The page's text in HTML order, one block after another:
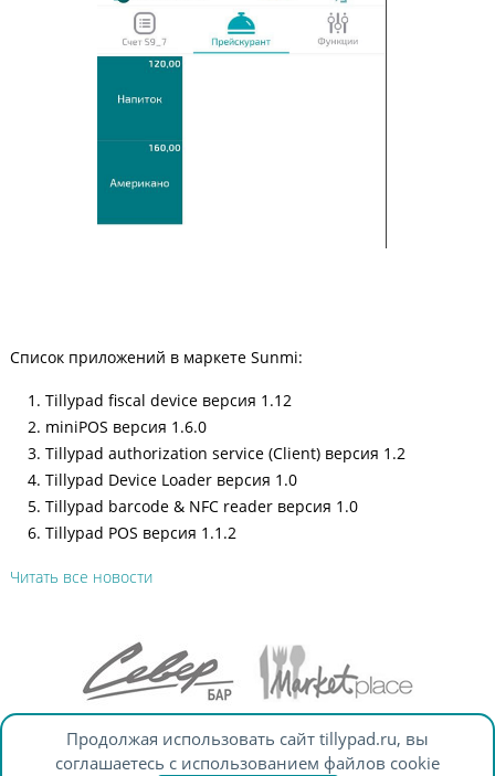
Список приложений в маркете Sunmi:
Tillypad fiscal device версия 1.12
miniPOS версия 1.6.0
Tillypad authorization service (Client) версия 1.2
Tillypad Device Loader версия 1.0
Tillypad barcode & NFC reader версия 1.0
Tillypad POS версия 1.1.2
Читать все новости
© Tillypad 2008—2026
Продолжая использовать сайт tillypad.ru, вы
соглашаетесь с использованием файлов cookie